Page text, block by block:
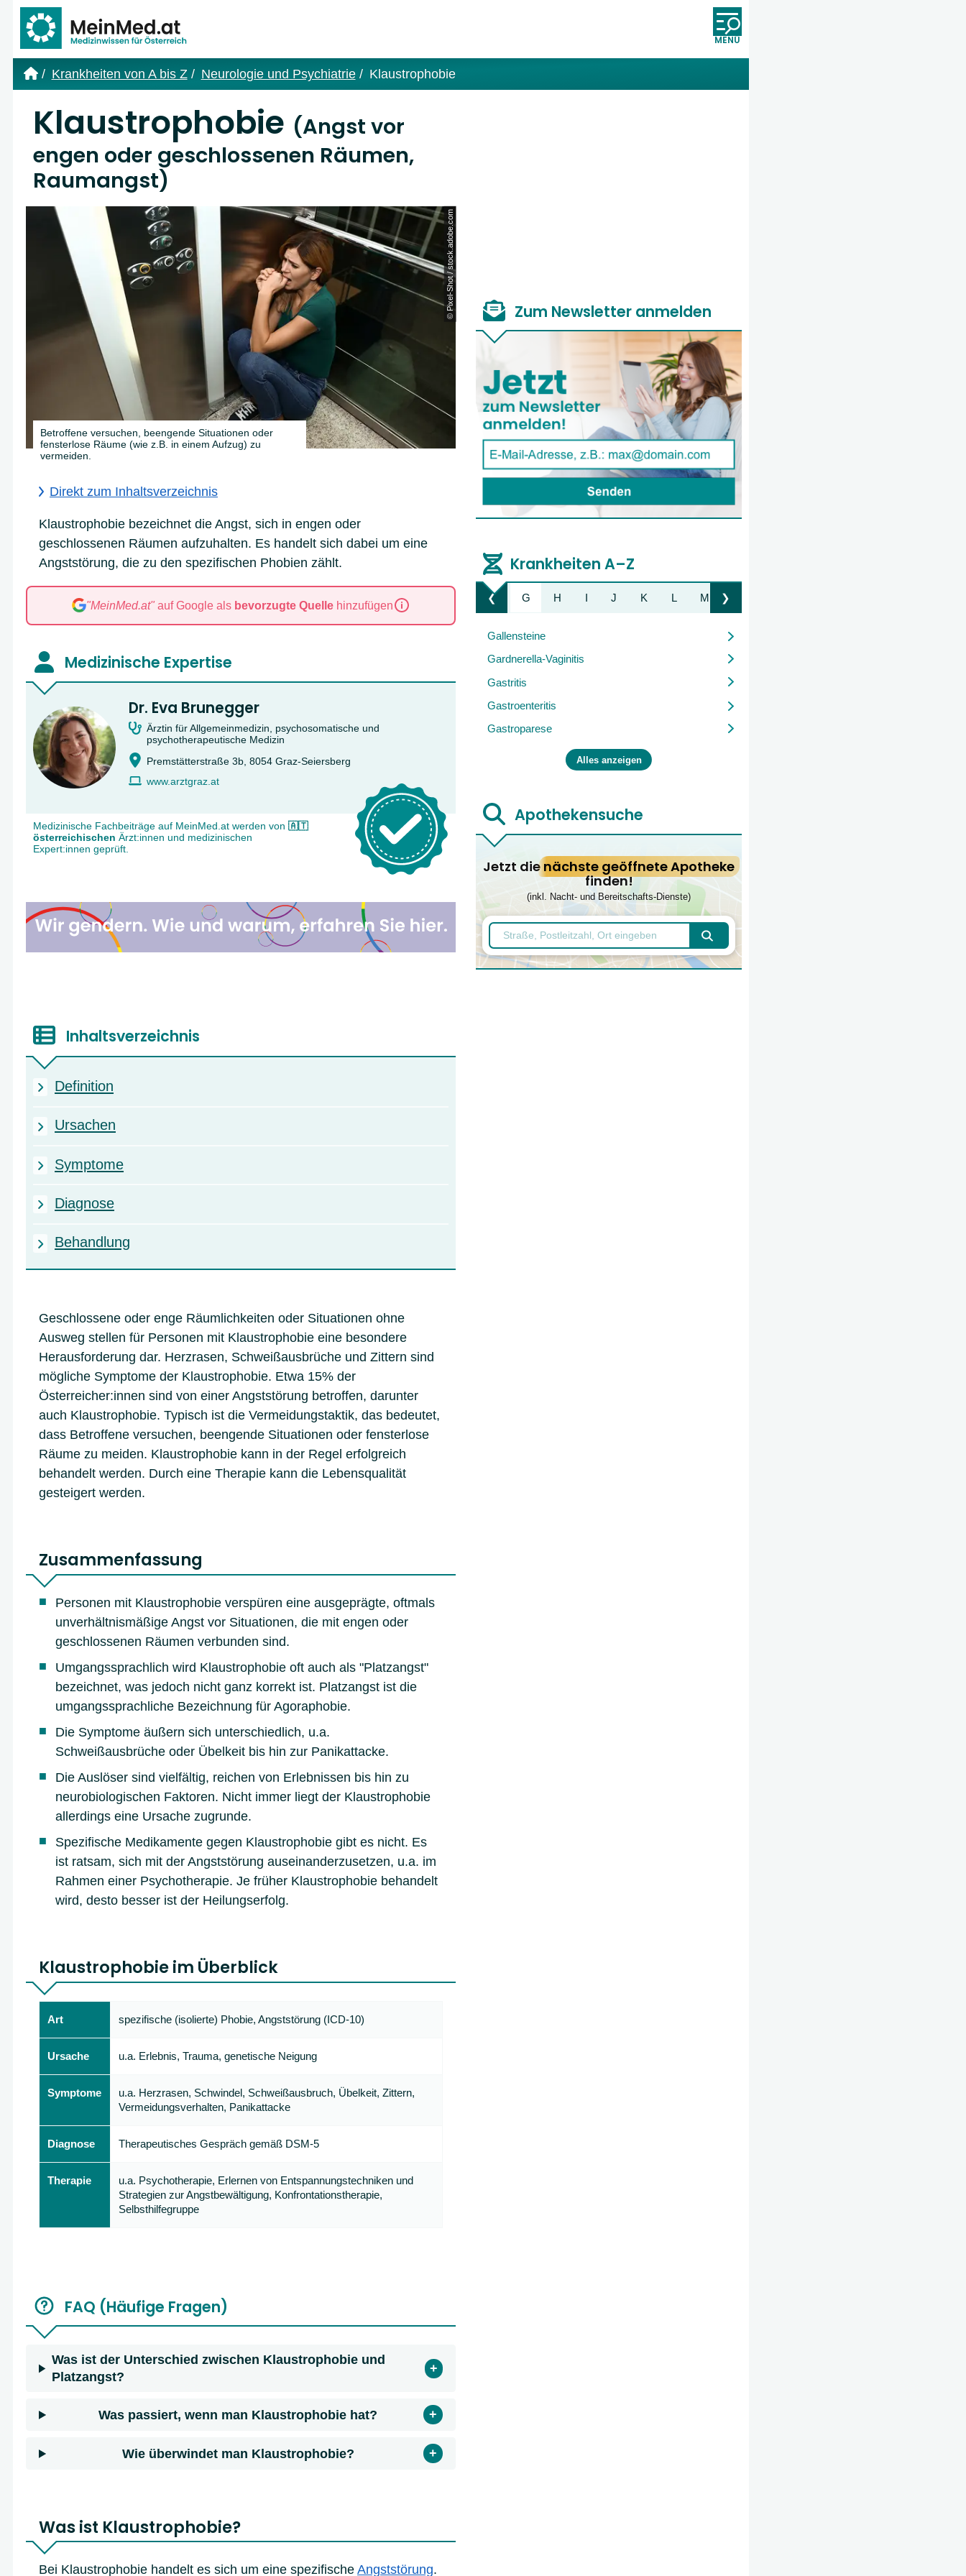
Öffnet und schließt die
Krankheiten von A bis Z Neurologie und Psychiatrie Klaustrophobie
Klaustrophobie (Angst vor
engen oder geschlossenen Räumen,
Raumangst)
Betroffene versuchen, beengende Situationen oder
fensterlose Räume (wie z.B. in einem Aufzug) zu
vermeiden.
© Pixel-Shot / stock.adobe.com
Direkt zum Inhaltsverzeichnis
Klaustrophobie bezeichnet die Angst, sich in engen oder
geschlossenen Räumen aufzuhalten. Es handelt sich dabei um eine
Angststörung, die zu den spezifischen Phobien zählt.
"MeinMed.at"auf Google als bevorzugte Quellehinzufügen
Medizinische Expertise
Dr. Eva Brunegger
Ärztin für Allgemeinmedizin, psychosomatische und
psychotherapeutische Medizin
Premstätterstraße 3b, 8054 Graz-Seiersberg
www.arztgraz.at
Medizinische Fachbeiträge auf MeinMed.at werden von 🇦🇹
österreichischen Ärzt:innen und medizinischen
Expert:innen geprüft.
Inhaltsverzeichnis
Definition
Ursachen
Symptome
Diagnose
Behandlung
Geschlossene oder enge Räumlichkeiten oder Situationen ohne
Ausweg stellen für Personen mit Klaustrophobie eine besondere
Herausforderung dar. Herzrasen, Schweißausbrüche und Zittern sind
mögliche Symptome der Klaustrophobie. Etwa 15% der
Österreicher:innen sind von einer Angststörung betroffen, darunter
auch Klaustrophobie. Typisch ist die Vermeidungstaktik, das bedeutet,
dass Betroffene versuchen, beengende Situationen oder fensterlose
Räume zu meiden. Klaustrophobie kann in der Regel erfolgreich
behandelt werden. Durch eine Therapie kann die Lebensqualität
gesteigert werden.
Zusammenfassung
Personen mit Klaustrophobie verspüren eine ausgeprägte, oftmals
unverhältnismäßige Angst vor Situationen, die mit engen oder
geschlossenen Räumen verbunden sind.
Umgangssprachlich wird Klaustrophobie oft auch als "Platzangst"
bezeichnet, was jedoch nicht ganz korrekt ist. Platzangst ist die
umgangssprachliche Bezeichnung für Agoraphobie.
Die Symptome äußern sich unterschiedlich, u.a.
Schweißausbrüche oder Übelkeit bis hin zur Panikattacke.
Die Auslöser sind vielfältig, reichen von Erlebnissen bis hin zu
neurobiologischen Faktoren. Nicht immer liegt der Klaustrophobie
allerdings eine Ursache zugrunde.
Spezifische Medikamente gegen Klaustrophobie gibt es nicht. Es
ist ratsam, sich mit der Angststörung auseinanderzusetzen, u.a. im
Rahmen einer Psychotherapie. Je früher Klaustrophobie behandelt
wird, desto besser ist der Heilungserfolg.
Klaustrophobie im Überblick
Art spezifische (isolierte) Phobie, Angststörung (ICD-10)
Ursache u.a. Erlebnis, Trauma, genetische Neigung
Symptome
u.a. Herzrasen, Schwindel, Schweißausbruch, Übelkeit, Zittern,
Vermeidungsverhalten, Panikattacke
Diagnose Therapeutisches Gespräch gemäß DSM-5
Therapie
u.a. Psychotherapie, Erlernen von Entspannungstechniken und
Strategien zur Angstbewältigung, Konfrontationstherapie,
Selbsthilfegruppe
FAQ (Häufige Fragen)
Was ist der Unterschied zwischen Klaustrophobie und
Platzangst?
Was passiert, wenn man Klaustrophobie hat?
Wie überwindet man Klaustrophobie?
Was ist Klaustrophobie?
Bei Klaustrophobie handelt es sich um eine spezifische Angststörung.
Zum Newsletter anmelden
Krankheiten A–Z
❮Liste nach links bewegen
C F G H I J K L M ❯Liste nach rechts bewegen
Gallensteine
Gardnerella-Vaginitis
Gastritis
Gastroenteritis
Gastroparese
Alles anzeigen
Apothekensuche
Jetzt die nächste geöffnete Apotheke
finden!
(inkl. Nacht- und Bereitschafts-Dienste)
Apotheken finden